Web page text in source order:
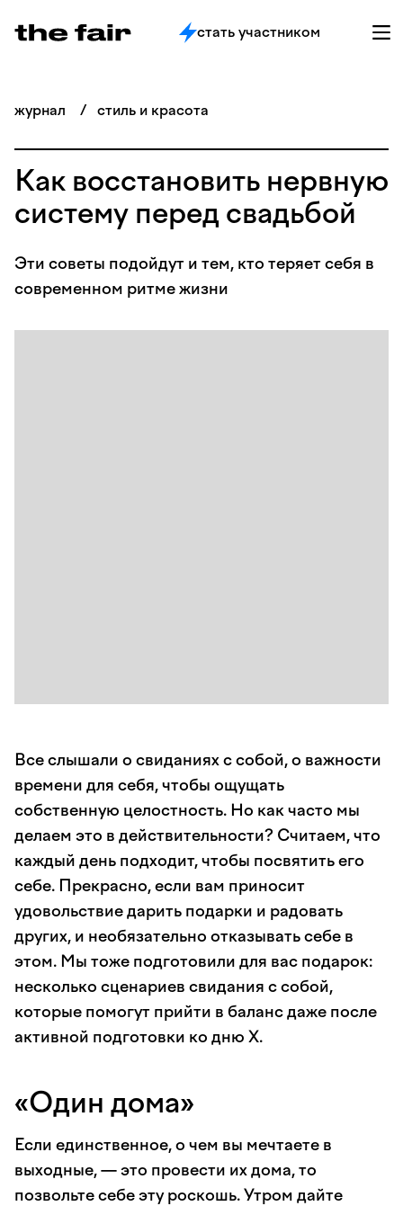
стать участником
журнал / стиль и красота
Как восстановить нервную
систему перед свадьбой
Эти советы подойдут и тем, кто теряет себя в
современном ритме жизни
Все слышали о свиданиях с собой, о важности
времени для себя, чтобы ощущать
собственную целостность. Но как часто мы
делаем это в действительности? Считаем, что
каждый день подходит, чтобы посвятить его
себе. Прекрасно, если вам приносит
удовольствие дарить подарки и радовать
других, и необязательно отказывать себе в
этом. Мы тоже подготовили для вас подарок:
несколько сценариев свидания с собой,
которые помогут прийти в баланс даже после
активной подготовки ко дню Х.
«Один дома»
Если единственное, о чем вы мечтаете в
выходные, — это провести их дома, то
позвольте себе эту роскошь. Утром дайте